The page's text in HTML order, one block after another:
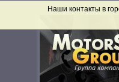
Наши контакты в